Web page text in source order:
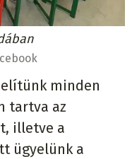
minden
tartva az
illetve a
ügyelünk a